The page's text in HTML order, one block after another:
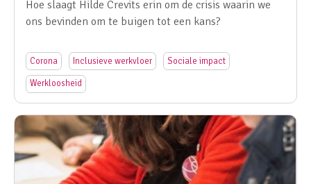
Hoe slaagt Hilde Crevits erin om de crisis waarin we
ons bevinden om te buigen tot een kans?
Corona Inclusieve werkvloer Sociale impact
Werkloosheid